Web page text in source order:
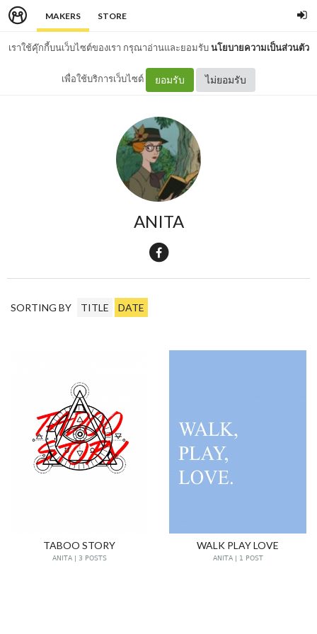
MAKERS STORE
เราใช้คุ๊กกี้บนเว็บไซต์ของเรา กรุณาอ่านและยอมรับนโยบายความเป็นส่วนตัว
เพื่อใช้บริการเว็บไซต์ ยอมรับ ไม่ยอมรับ
ANITA
SORTING BY TITLE DATE
TABOO STORY
ANITA | 3 POSTS
WALK PLAY LOVE
ANITA | 1 POST